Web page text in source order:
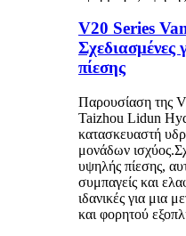
V20 Series
Σχεδιασμένες
πίεσης
Παρουσίαση της
Taizhou Lidun
κατασκευαστή
μονάδων
υψηλής πίεσης,
συμπαγείς και
ιδανικές για μια
και φορητού